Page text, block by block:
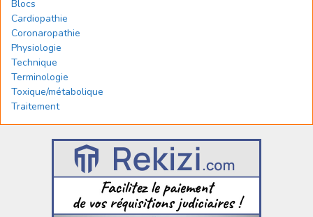
Blocs
Cardiopathie
Coronaropathie
Physiologie
Technique
Terminologie
Toxique/métabolique
Traitement